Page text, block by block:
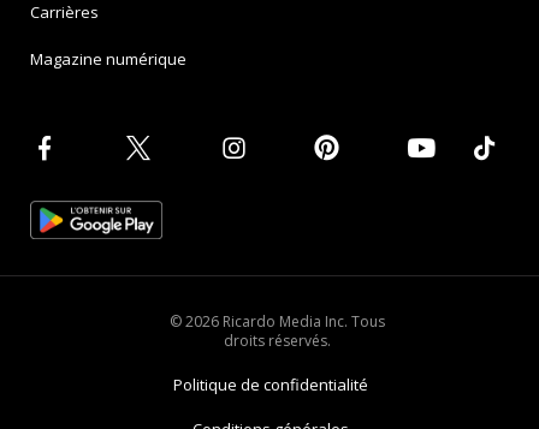
Carrières
Magazine numérique
© 2026 Ricardo Media Inc. Tous
droits réservés.
Politique de confidentialité